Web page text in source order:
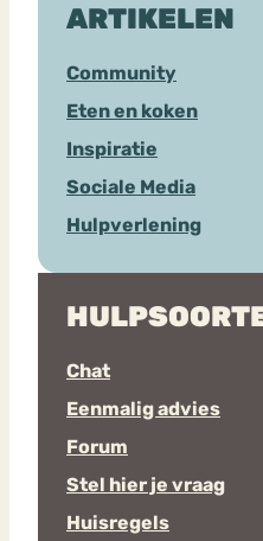
ARTIKELEN
Community
Eten en koken
Inspiratie
Sociale Media
Hulpverlening
Chat
Eenmalig advies
Forum
Stel hier je vraag
Huisregels